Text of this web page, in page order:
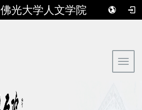
佛光大学人文学院